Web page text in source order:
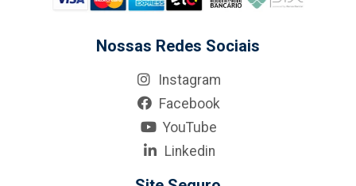
Nossas Redes Sociais
Instagram
Facebook
YouTube
Linkedin